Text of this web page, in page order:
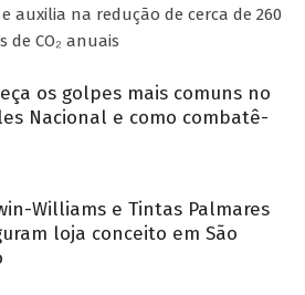
auxilia na redução de cerca de 260
de CO₂ anuais
os golpes mais comuns no
Nacional e como combatê-
Williams e Tintas Palmares
loja conceito em São